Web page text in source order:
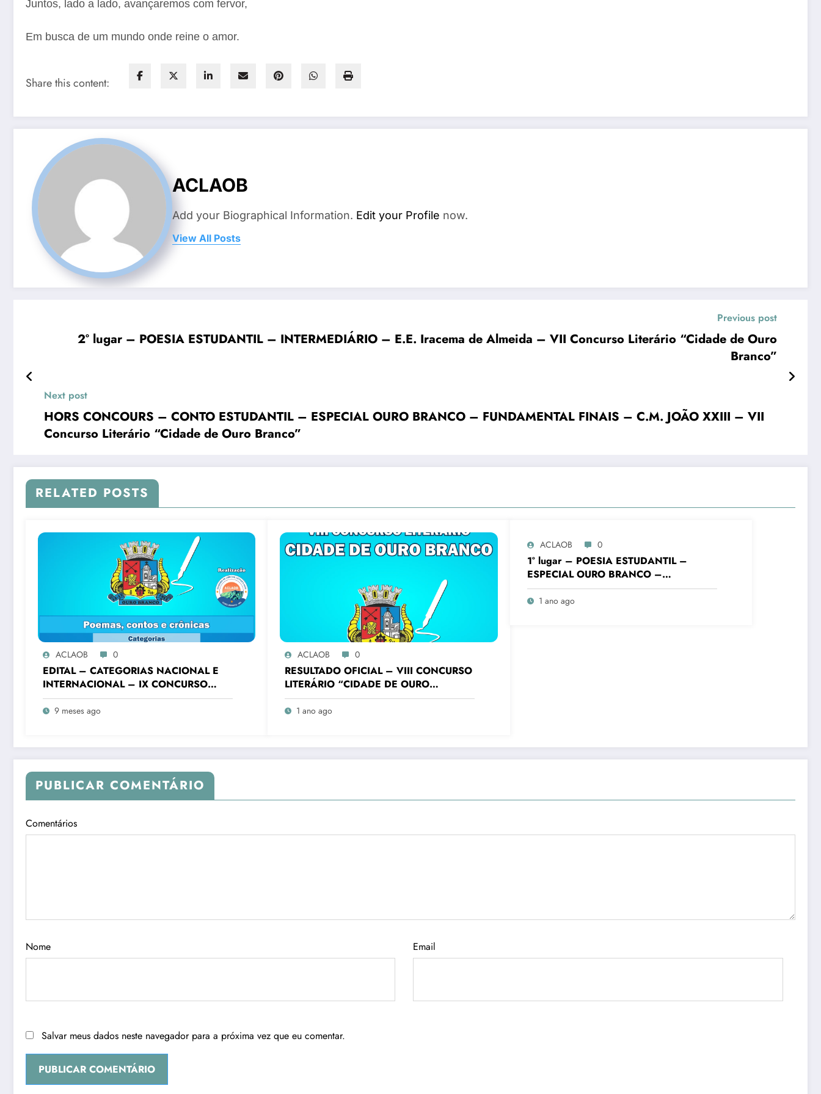
Juntos, lado a lado, avançaremos com fervor,
Em busca de um mundo onde reine o amor.
Share this content:
ACLAOB
Add your Biographical Information. Edit your Profile now.
View All Posts
Previous post
2° lugar – POESIA ESTUDANTIL – INTERMEDIÁRIO – E.E. Iracema de Almeida – VII Concurso Literário “Cidade de Ouro
Branco”
Next post
HORS CONCOURS – CONTO ESTUDANTIL – ESPECIAL OURO BRANCO – FUNDAMENTAL FINAIS – C.M. JOÃO XXIII – VII
Concurso Literário “Cidade de Ouro Branco”
RELATED POSTS
ACLAOB 0
EDITAL – CATEGORIAS NACIONAL E
INTERNACIONAL – IX CONCURSO
LITERÁRIO “CIDADE DE OURO
BRANCO”
9 meses ago
ACLAOB 0
RESULTADO OFICIAL – VIII CONCURSO
LITERÁRIO “CIDADE DE OURO
BRANCO”
1 ano ago
ACLAOB 0
1° lugar – POESIA ESTUDANTIL –
ESPECIAL OURO BRANCO –
FUNDAMENTAL FINAIS – Colégio
Batista Mineiro Unid. Ouro Branco – VIII
1 ano ago
PUBLICAR COMENTÁRIO
Comentários
Nome Email
Salvar meus dados neste navegador para a próxima vez que eu comentar.